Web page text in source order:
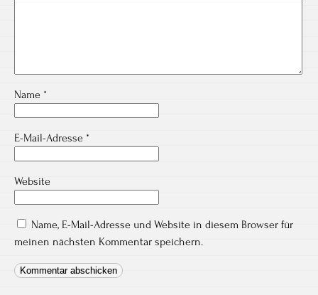
Name *
E-Mail-Adresse *
Website
Name, E-Mail-Adresse und Website in diesem Browser für
meinen nächsten Kommentar speichern.